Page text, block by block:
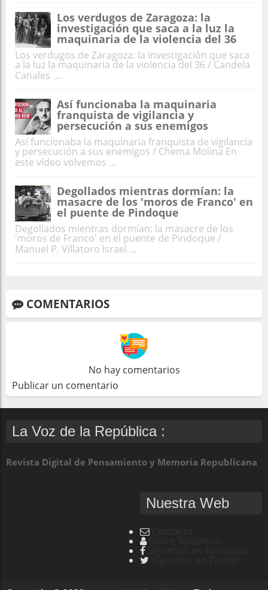
Los verdugos de Zaragoza: la
investigación que saca a la luz la
maquinaria de la violencia del 36
Los verdugos de Zaragoza: la investigación que saca
a la luz la maquinaria de la violencia del 36 / Candela
Canales ...
Así funcionaba la maquinaria
franquista de vigilancia y
persecución a sus enemigos
Así funcionaba la maquinaria franquista de vigilancia
y persecución a sus enemigos / Chema Molina En
este vídeo volvemos ...
Degollados mientras dormían: la
masacre de los 'moros de Franco' en
el puente de Pindoque
Degollados mientras dormían: la masacre de los
'moros de Franco' en el puente de Pindoque /
Manuel P. Villatoro Israel ...
COMENTARIOS
No hay comentarios
Publicar un comentario
La Voz de la República :
Revista Digital de Pensamiento y Memoria Republicana
Nuestra Web